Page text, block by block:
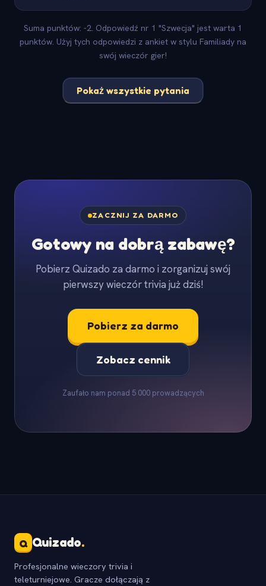
Suma punktów: -2. Odpowiedź nr 1 "Szwecja" jest warta 1
punktów. Użyj tych odpowiedzi z ankiet w stylu Familiady na
swój wieczór gier!
Pokaż wszystkie pytania
ZACZNIJ ZA DARMO
Gotowy na dobrą zabawę?
Pobierz Quizado za darmo i zorganizuj swój
pierwszy wieczór trivia już dziś!
Pobierz za darmo
Zobacz cennik
Zaufało nam ponad 5 000 prowadzących
Q Quizado.
Profesjonalne wieczory trivia i
teleturniejowe. Gracze dołączają z